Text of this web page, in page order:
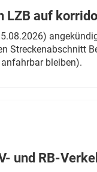
LZB auf
Streckenabschnitt
bleiben).
und RB-